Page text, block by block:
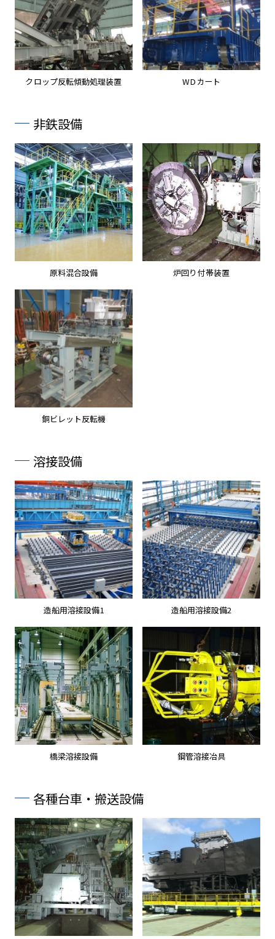
クロップ反転傾動処理装置 WDカート
非鉄設備
原料混合設備 炉回り付帯装置
銅ビレット反転機
溶接設備
造船用溶接設備1 造船用溶接設備2
橋梁溶接設備 鋼管溶接冶具
各種台車・搬送設備